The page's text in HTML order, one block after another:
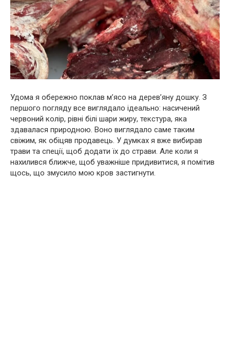
Удома я обережно поклав м’ясо на дерев’яну дошку. З
першого погляду все виглядало ідеально: насичений
червоний колір, рівні білі шари жиру, текстура, яка
здавалася природною. Воно виглядало саме таким
свіжим, як обіцяв продавець. У думках я вже вибирав
трави та спеції, щоб додати їх до страви. Але коли я
нахилився ближче, щоб уважніше придивитися, я помітив
щось, що змусило мою кров застигнути.